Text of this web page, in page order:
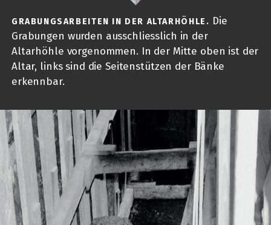
GRABUNGSARBEITEN IN DER ALTARHÖHLE. Die
Grabungen wurden ausschliesslich in der
Altarhöhle vorgenommen. In der Mitte oben ist der
Altar, links sind die Seitenstützen der Bänke
erkennbar.